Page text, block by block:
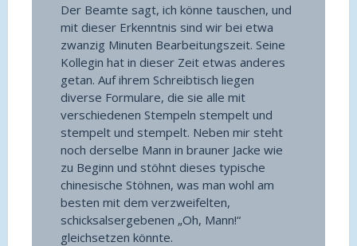
Der Beamte sagt, ich könne tauschen, und
mit dieser Erkenntnis sind wir bei etwa
zwanzig Minuten Bearbeitungszeit. Seine
Kollegin hat in dieser Zeit etwas anderes
getan. Auf ihrem Schreibtisch liegen
diverse Formulare, die sie alle mit
verschiedenen Stempeln stempelt und
stempelt und stempelt. Neben mir steht
noch derselbe Mann in brauner Jacke wie
zu Beginn und stöhnt dieses typische
chinesische Stöhnen, was man wohl am
besten mit dem verzweifelten,
schicksalsergebenen „Oh, Mann!“
gleichsetzen könnte.